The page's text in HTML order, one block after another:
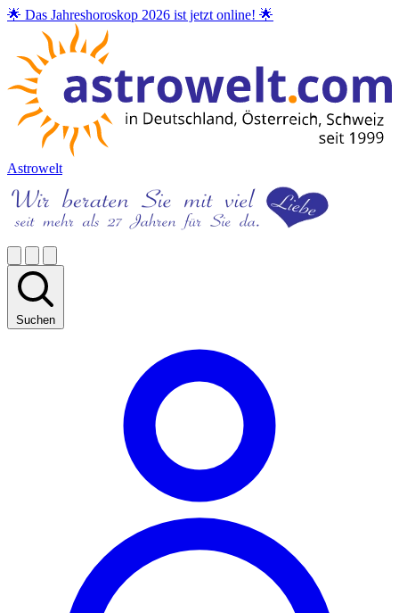
🌟 Das Jahreshoroskop 2026 ist jetzt online! 🌟
Astrowelt
Suchen